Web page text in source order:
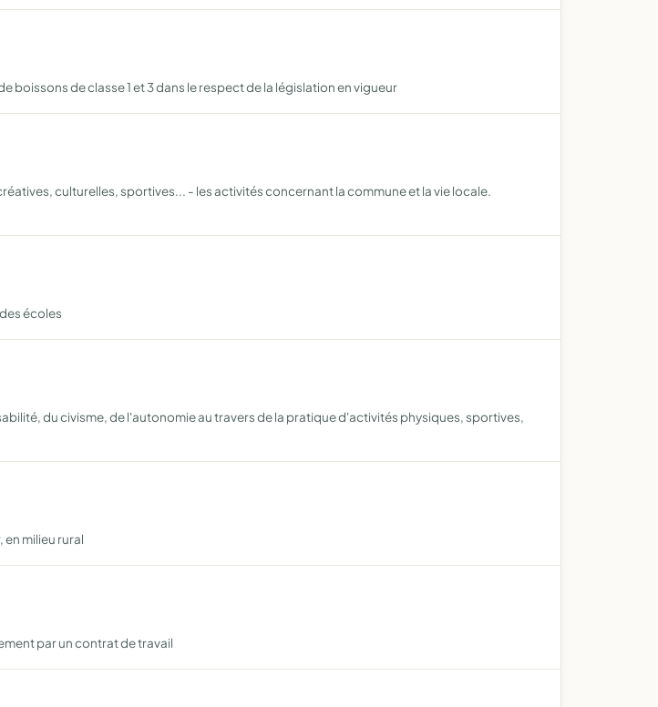
de classe 1 et 3 dans le respect de la législation en vigueur
culturelles, sportives... - les activités concernant la commune et la vie locale.
écoles
du civisme, de l'autonomie au travers de la pratique d'activités physiques, sportives,
milieu rural
par un contrat de travail